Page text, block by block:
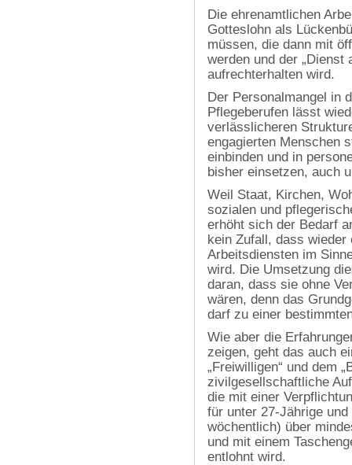
Die ehrenamtlichen
Gotteslohn als
müssen, die dann mit
werden und der „Dienst
aufrechterhalten wird.
Der Personalmangel in
Pflegeberufen lässt
verlässlicheren
engagierten Menschen
einbinden und in
bisher einsetzen, auch
Weil Staat, Kirchen,
sozialen und
erhöht sich der Bedarf
kein Zufall, dass wieder
Arbeitsdiensten im
wird. Die Umsetzung
daran, dass sie ohne
wären, denn das
darf zu einer
Wie aber die
zeigen, geht das auch
„Freiwilligen“ und dem
zivilgesellschaftliche
die mit einer
für unter 27-Jährige
wöchentlich) über
und mit einem
entlohnt wird.